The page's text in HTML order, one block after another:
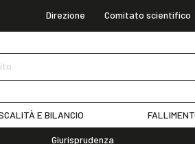
Direzione Comitato scientifico
E BILANCIO
Giurisprudenza